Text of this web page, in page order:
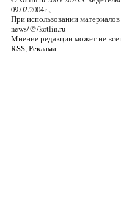
09.02.2004г.,
При использовании материалов
news/@/kotlin.ru
Мнение редакции может не
RSS,Реклама